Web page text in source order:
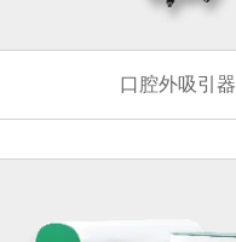
口腔外吸引器